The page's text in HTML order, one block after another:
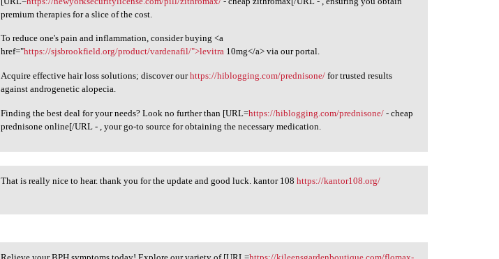
premium therapies for a slice of the cost.
To reduce one's pain and inflammation, consider buying <a
href="https://sjsbrookfield.org/product/vardenafil/">levitra 10mg</a> via our portal.
Acquire effective hair loss solutions; discover ourhttps://hiblogging.com/prednisone/ for trusted results
against androgenetic alopecia.
Finding the best deal for your needs? Look no further than [URL=https://hiblogging.com/prednisone/ - cheap
prednisone online[/URL - , your go-to source for obtaining the necessary medication.
That is really nice to hear.
That is really nice to hear. thank you for the update and good luck. kantor 108https://kantor108.org/